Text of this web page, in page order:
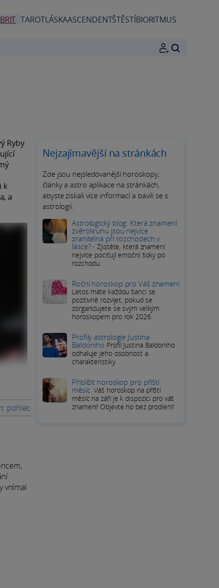
TAROTLÁSKAASCENDENTŠTĚSTÍBIORITMUS
Ryby
k
a
pohled do jeho milostného života a cesty Jak Joe Alwyn
vnímal
Nejzajímavější na stránkách
Zde jsou nejsledovanější horoskopy,
články a astro aplikace na stránkách,
abyste získali více informací a bavili se s
astrologií.
Astrologický blog: Která znamení
zvěrokruhu jsou nejvíce
zranitelná při rozchodech v
lásce? -Zjistěte, která znamení
nejvíce pociťují emoční šoky po
rozchodu.
Roční horoskop pro Váš znamení
Letos máte každou šanci se
pozitivně rozvíjet, pokud se
zorganizujete se svým velkým
horoskopem pro rok 2026.
Profily astrologie Justina
Baldoniho Profil Justina Baldoniho
odhaluje jeho osobnost a
charakteristiky.
Přiblížit horoskop pro příští
měsíc.Váš horoskop na příští
měsíc na září je k dispozici pro váš
znamení! Objevte ho bez prodlení!